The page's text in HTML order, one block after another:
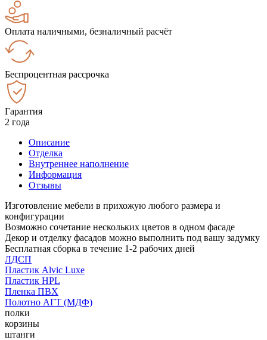
Оплата наличными, безналичный расчёт
Беспроцентная рассрочка
Гарантия
2 года
Описание
Отделка
Внутреннее наполнение
Информация
Отзывы
Изготовление мебели в прихожую любого размера и
конфигурации
Возможно сочетание нескольких цветов в одном фасаде
Декор и отделку фасадов можно выполнить под вашу задумку
Бесплатная сборка в течение 1-2 рабочих дней
ЛДСП
Пластик Alvic Luxe
Пластик HPL
Пленка ПВХ
Полотно АГТ (МДФ)
полки
корзины
штанги